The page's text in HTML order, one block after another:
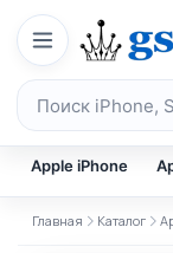
Перейти к
Поиск по
Apple iPhone
Главная Каталог